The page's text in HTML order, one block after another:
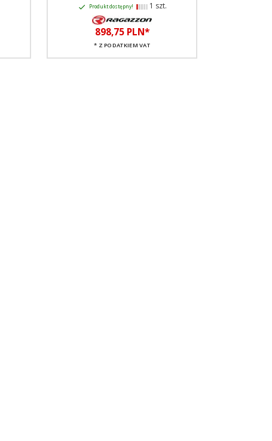
Produkt dostępny! 1 szt.
898,75 PLN*
* Z PODATKIEM VAT